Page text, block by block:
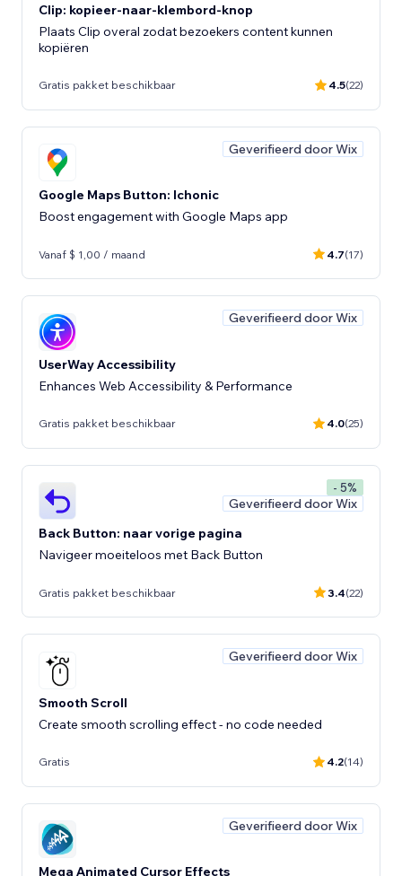
Clip: kopieer-naar-klembord-knop
Plaats Clip overal zodat bezoekers content kunnen
kopiëren
Gratis pakket beschikbaar 4.5(22)
Geverifieerd door Wix
Google Maps Button: Ichonic
Boost engagement with Google Maps app
Vanaf $ 1,00 / maand 4.7(17)
Geverifieerd door Wix
UserWay Accessibility
Enhances Web Accessibility & Performance
Gratis pakket beschikbaar 4.0(25)
- 5%
Geverifieerd door Wix
Back Button: naar vorige pagina
Navigeer moeiteloos met Back Button
Gratis pakket beschikbaar 3.4(22)
Geverifieerd door Wix
Smooth Scroll
Create smooth scrolling effect - no code needed
Gratis 4.2(14)
Geverifieerd door Wix
Mega Animated Cursor Effects